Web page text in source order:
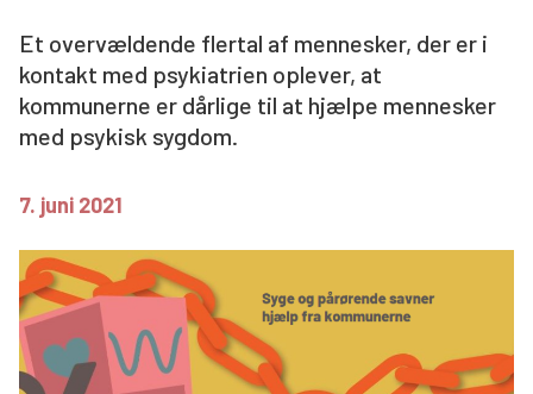
Støt os
Søg
Et overvældende flertal af mennesker, der er i
kontakt med psykiatrien oplever, at
kommunerne er dårlige til at hjælpe mennesker
med psykisk sygdom.
7. juni 2021